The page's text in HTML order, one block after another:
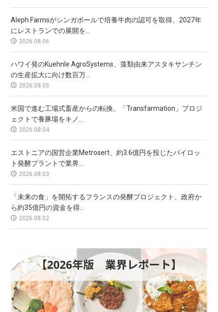
Aleph Farmsがシンガポールで培養牛肉の認可を取得、2027年
にレストランでの展開を...
2026.08.06
ハワイ発のKuehnle AgroSystems、藻類由来アスタキサンチン
の生産拡大に向け数百万...
2026.08.05
米国で進む工場式畜産からの転換、「Transfarmation」プロジ
ェクトで養豚場をキノ...
2026.08.04
エストニアの国営企業Metrosert、約3.6億円を投じたパイロッ
ト発酵プラントで業界...
2026.08.03
「未来の食」を開拓するフランスの発酵プロジェクト、政府か
ら約35億円の資金を得...
2026.08.02